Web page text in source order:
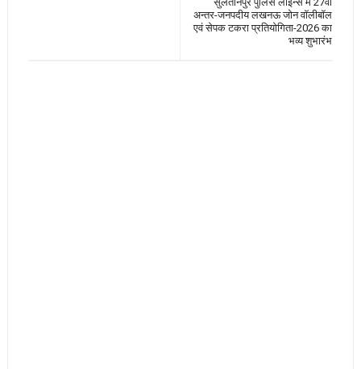
अन्तर-जनपदीय लखनऊ जोन वॉलीबॉल
एवं सेपक टकरा प्रतियोगिता-2026 का
भव्य शुभारंभ